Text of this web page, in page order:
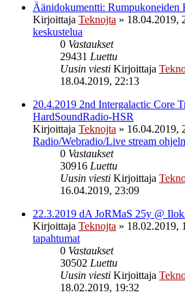
Äänidokumentti: Rumpukoneiden
Kirjoittaja Teknojta » 18.04.2019,
keskustelua
0 Vastaukset
29431 Luettu
Uusin viesti Kirjoittaja
18.04.2019, 22:13
20.4.2019 2nd Intergalactic Core
HardSoundRadio-HSR
Kirjoittaja Teknojta » 16.04.2019,
Radio/Webradio/Live stream
0 Vastaukset
30916 Luettu
Uusin viesti Kirjoittaja
16.04.2019, 23:09
22.3.2019 dA JoRMaS 25y @
Kirjoittaja Teknojta » 18.02.2019,
tapahtumat
0 Vastaukset
30502 Luettu
Uusin viesti Kirjoittaja
18.02.2019, 19:32